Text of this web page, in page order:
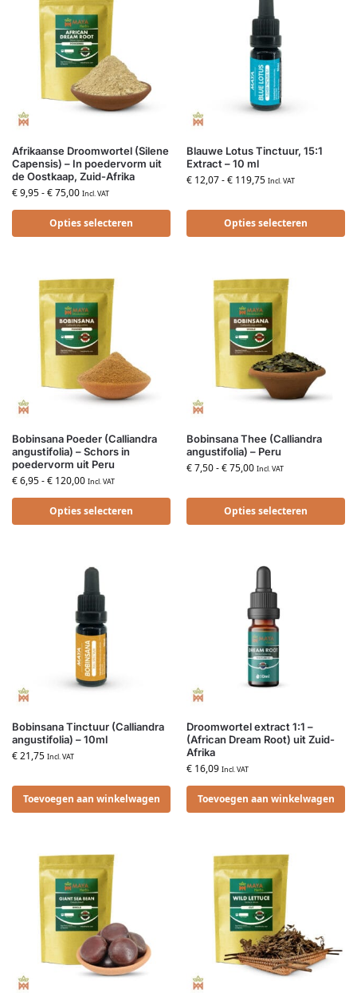
Afrikaanse Droomwortel (Silene
Capensis) – In poedervorm uit
de Oostkaap, Zuid-Afrika
€9,95-€75,00 Incl. VAT
Opties selecteren
Blauwe Lotus Tinctuur, 15:1
Extract – 10 ml
€ 12,07-€ 119,75 Incl. VAT
Opties selecteren
Bobinsana Poeder (Calliandra
angustifolia) – Schors in
poedervorm uit Peru
€6,95-€ 120,00 Incl. VAT
Opties selecteren
Bobinsana Thee (Calliandra
angustifolia) – Peru
€7,50-€75,00 Incl. VAT
Opties selecteren
Bobinsana Tinctuur (Calliandra
angustifolia) – 10ml
€21,75 Incl. VAT
Toevoegen aan winkelwagen
Droomwortel extract 1:1 –
(African Dream Root) uit Zuid-
Afrika
€ 16,09 Incl. VAT
Toevoegen aan winkelwagen